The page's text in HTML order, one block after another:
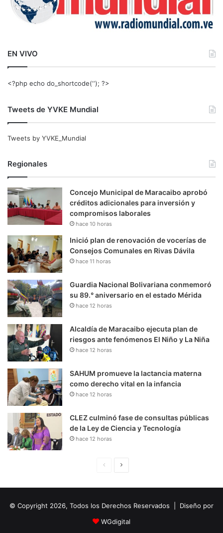
EN VIVO
<?php echo do_shortcode(‘‘); ?>
Tweets de YVKE Mundial
Tweets by YVKE_Mundial
Regionales
Concejo Municipal de Maracaibo aprobó
créditos adicionales para inversión y
compromisos laborales
hace 10 horas
Inició plan de renovación de vocerías de
Consejos Comunales en Rivas Dávila
hace 11 horas
Guardia Nacional Bolivariana conmemoró
su 89.° aniversario en el estado Mérida
hace 12 horas
Alcaldía de Maracaibo ejecuta plan de
riesgos ante fenómenos El Niño y La Niña
hace 12 horas
SAHUM promueve la lactancia materna
como derecho vital en la infancia
hace 12 horas
CLEZ culminó fase de consultas públicas
de la Ley de Ciencia y Tecnología
hace 12 horas
i
n
u
i
© Copyright 2026, Todos los Derechos Reservados | Diseño por
WGdigital